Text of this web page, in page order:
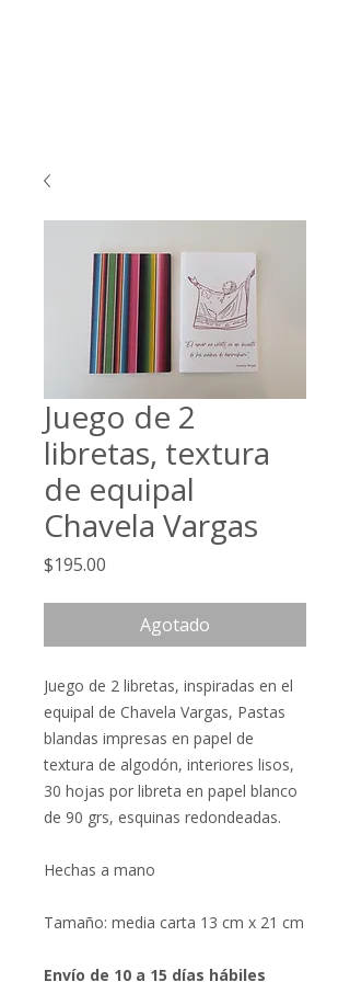
Juego de 2
libretas, textura
de equipal
Chavela Vargas
$195.00
Agotado
Juego de 2 libretas, inspiradas en el
equipal de Chavela Vargas, Pastas
blandas impresas en papel de
textura de algodón, interiores lisos,
30 hojas por libreta en papel blanco
de 90 grs, esquinas redondeadas.
Hechas a mano
Tamaño: media carta 13 cm x 21 cm
Envío de 10 a 15 días hábiles